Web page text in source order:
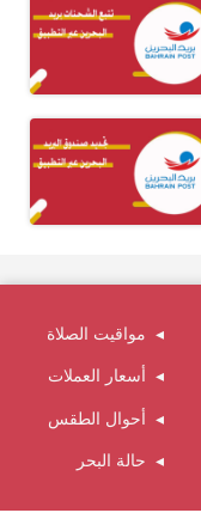
مواقيت الصلاة
أسعار العملات
أحوال الطقس
حالة البحر